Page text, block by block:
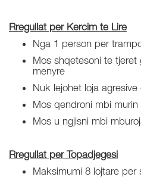
Rregullat per Kercim te Lire
Nga 1 person per
Mos shqetesoni te tjeret
menyre
Nuk lejohet loja agresive
Mos qendroni mbi
Mos u ngjisni mbi
Rregullat per Topadjegesi
Maksimumi 8 lojtare per